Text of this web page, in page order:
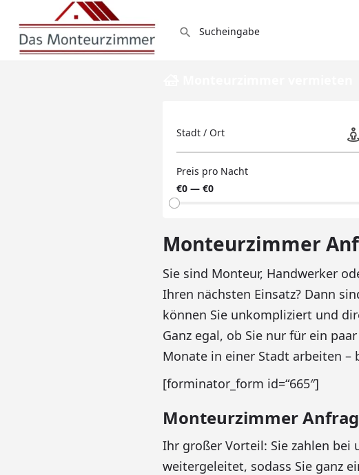
Stadt / Ort
Preis pro Nacht
€0 — €0
Monteurzimmer
Sie sind Monteur, Handwerker
Ihren nächsten Einsatz? Dann
können Sie unkompliziert und
Ganz egal, ob Sie nur für ein
Monate in einer Stadt arbeiten
[forminator_form id=“665″]
Monteurzimmer
Ihr großer Vorteil: Sie zahlen
weitergeleitet, sodass Sie ganz